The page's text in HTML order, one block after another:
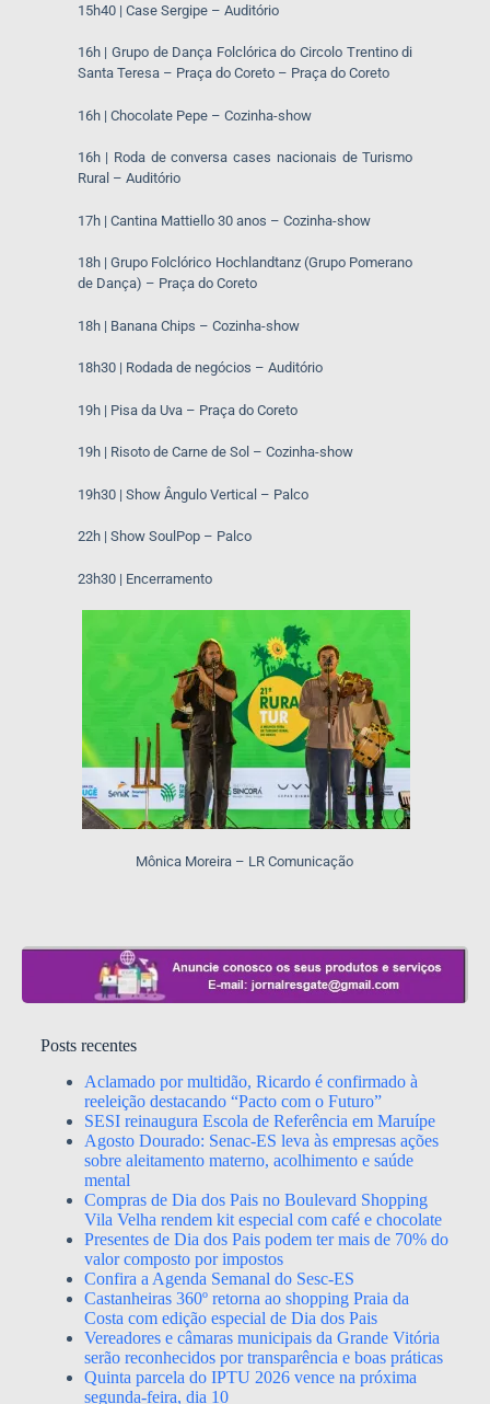
15h40 | Case Sergipe – Auditório
16h | Grupo de Dança Folclórica do Circolo Trentino di
Santa Teresa – Praça do Coreto – Praça do Coreto
16h | Chocolate Pepe – Cozinha-show
16h | Roda de conversa cases nacionais de Turismo
Rural – Auditório
17h | Cantina Mattiello 30 anos – Cozinha-show
18h | Grupo Folclórico Hochlandtanz (Grupo Pomerano
de Dança) – Praça do Coreto
18h | Banana Chips – Cozinha-show
18h30 | Rodada de negócios – Auditório
19h | Pisa da Uva – Praça do Coreto
19h | Risoto de Carne de Sol – Cozinha-show
19h30 | Show Ângulo Vertical – Palco
22h | Show SoulPop – Palco
23h30 | Encerramento
Mônica Moreira – LR Comunicação
Posts recentes
Aclamado por multidão, Ricardo é confirmado à
reeleição destacando “Pacto com o Futuro”
SESI reinaugura Escola de Referência em Maruípe
Agosto Dourado: Senac-ES leva às empresas ações
sobre aleitamento materno, acolhimento e saúde
mental
Compras de Dia dos Pais no Boulevard Shopping
Vila Velha rendem kit especial com café e chocolate
Presentes de Dia dos Pais podem ter mais de 70% do
valor composto por impostos
Confira a Agenda Semanal do Sesc-ES
Castanheiras 360º retorna ao shopping Praia da
Costa com edição especial de Dia dos Pais
Vereadores e câmaras municipais da Grande Vitória
serão reconhecidos por transparência e boas práticas
Quinta parcela do IPTU 2026 vence na próxima
segunda-feira, dia 10